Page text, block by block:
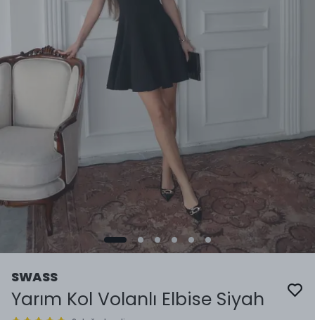
SWASS
Yarım Kol Volanlı Elbise Siyah